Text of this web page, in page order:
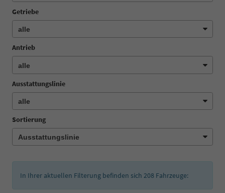
Getriebe
Antrieb
Ausstattungslinie
Sortierung
In Ihrer aktuellen Filterung befinden sich 208 Fahrzeuge: